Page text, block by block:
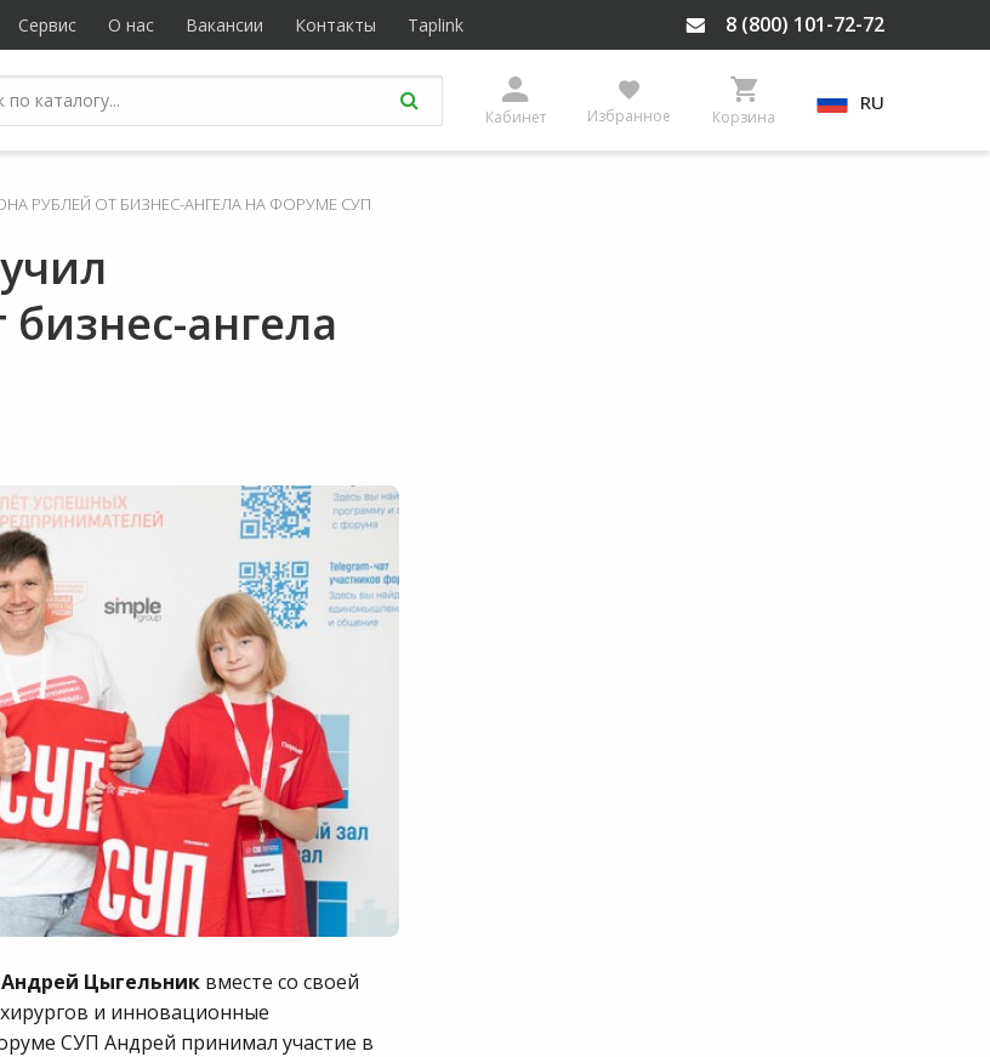
Сервис О нас Вакансии Контакты Taplink 8 (800) 101-72-72
Кабинет Избранное Корзина
RU
РУБЛЕЙ ОТ БИЗНЕС-АНГЕЛА НА ФОРУМЕ СУП
ангела
Андрей Цыгельник вместе со своей
и инновационные
СУП Андрей принимал участие в